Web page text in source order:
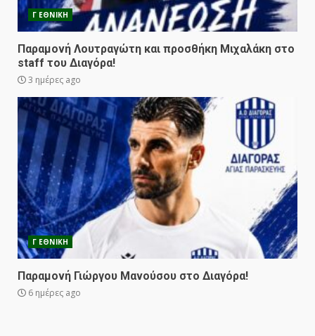
Γ ΕΘΝΙΚΗ
Παραμονή Λουτραγώτη και προσθήκη Μιχαλάκη στο
staff του Διαγόρα!
3 ημέρες ago
Γ ΕΘΝΙΚΗ
Παραμονή Γιώργου Μανούσου στο Διαγόρα!
6 ημέρες ago